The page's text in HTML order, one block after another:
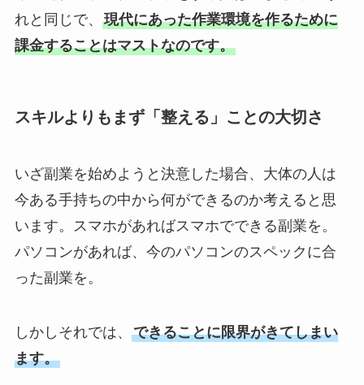
れと同じで、 現代にあった作業環境を作るために
課金することはマストなのです。
スキルよりもまず「整える」ことの大切さ
いざ副業を始めようと決意した場合、大体の人は
今ある手持ちの中から何ができるのか考えると思
います。スマホがあればスマホでできる副業を。
パソコンがあれば、今のパソコンのスペックに合
った副業を。
しかしそれでは、 できることに限界がきてしまい
ます。